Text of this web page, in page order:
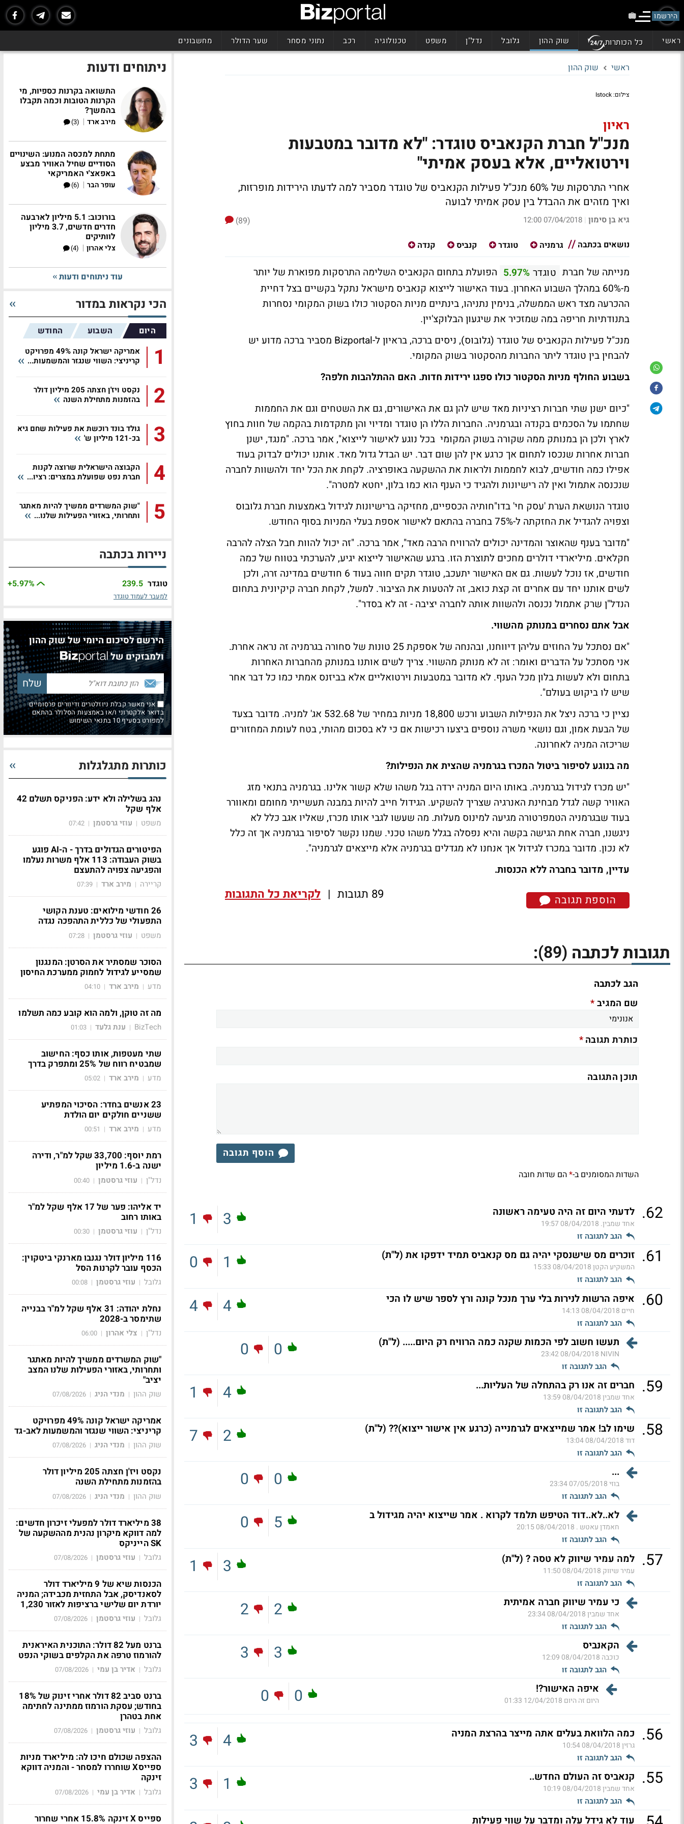
הירשמו
ראשי כל הכותרות שוק ההון גלובל נדל"ן משפט טכנולוגיה רכב נתוני מסחר שער הדולר מחשבונים
ראשי שוק ההון
צילום: Istock
ראיון
מנכ"ל חברת הקנאביס טוגדר: "לא מדובר במטבעות
וירטואליים, אלא בעסק אמיתי"
אחרי התרסקות של 60% מנכ"ל פעילות הקנאביס של טוגדר מסביר למה לדעתו הירידות מופרזות,
ואיך מזהים את ההבדל בין עסק אמיתי לבועה
גיא בן סימון |
07/04/2018 12:00
(89)
נושאים בכתבה
גרמניה טוגדר קנביס קנדה
מנייתה של חברת טוגדר 5.97% הפועלת בתחום הקנאביס השלימה התרסקות מפוארת של יותר
מ-60% במהלך השבוע האחרון. בעוד האישור לייצוא קנאביס מישראל נתקל בקשיים בצל דחיית
ההכרעה מצד ראש הממשלה, בנימין נתניהו, בינתיים מניות הסקטור כולו בשוק המקומי נסחרות
בתנודתיות חריפה במה שמזכיר את שיגעון הבלוקצ'יין.
מנכ"ל פעילות הקנאביס של טוגדר (גלובוס), ניסים ברכה, בראיון ל-Bizportal מסביר ברכה מדוע יש
להבחין בין טוגדר ליתר החברות מהסקטור בשוק המקומי.
בשבוע החולף מניות הסקטור כולו ספגו ירידות חדות. האם ההתלהבות חלפה?
"כיום ישנן שתי חברות רציניות מאד שיש להן גם את האישורים, גם את השטחים וגם את החממות
שחתמו על הסכמים בקנדה ובגרמניה. החברות הללו הן טוגדר ומדיוי והן מתקדמות בהקמה של חוות בחוץ
לארץ ולכן הן במנותק ממה שקורה בשוק המקומי בכל נוגע לאישור לייצוא", אמר ברכה. "מנגד, ישנן
חברות אחרות שנכסו לתחום אך כרגע אין להן שום דבר. יש הבדל גדול מאד. אותנו יכולים לבדוק בעוד
אפילו כמה חודשים, לבוא לחממות ולראות את ההשקעה באופרציה. לקחת את הכל יחד ולהשוות לחברה
שנכנסה אתמול ואין לה רישיונות ולהגיד כי הענף הוא כמו בלון, יחטא למטרה".
טוגדר הנושאת הערת 'עסק חי' בדו"חותיה הכספיים, מחזיקה ברישיונות לגידול באמצעות חברת גלובוס
וצפויה להגדיל את החזקתה ל-75% בחברה בהתאם לאישור אספת בעלי המניות בסוף החודש.
"מדובר בענף שהאוצר והמדינה יכולים להרוויח הרבה מאד", אמר ברכה. "זה יכול להוות חבל הצלה להרבה
חקלאים. מיליארדי דולרים מחכים לתוצרת הזו. ברגע שהאישור לייצוא יגיע, להערכתי בטווח של כמה
חודשים, אז נוכל לעשות. גם אם האישור יתעכב, טוגדר תקים חווה בעוד 6 חודשים במדינה זרה, ולכן
לשים אותנו יחד עם אחרים זה קצת כואב, זה להטעות את הציבור. למשל, לקחת חברה קיקיונית בתחום
הנדל"ן שרק אתמול נכנסה ולהשוות אותה לחברה יציבה - זה לא בסדר".
אבל אתם נסחרים במנותק מהשווי.
"אם נסתכל על החוזים עליהן דיווחנו, ובהנחה של אספקת 25 טונות של סחורה בגרמניה זה נראה אחרת.
אני מסתכל על הדברים ואומר: זה לא מנותק מהשווי. צריך לשים אותנו במנותק מהחברות האחרות
בתחום ולא לעשות בלון מכל הענף. לא מדובר במטבעות וירטואליים אלא בביזנס אמתי כמו כל דבר אחר
שיש לו ביקוש בעולם".
נציין כי ברכה ניצל את הנפילות השבוע ורכש 18,800 מניות במחיר של 532.68 אג' למניה. מדובר בצעד
של הבעת אמון, וגם נושאי משרה נוספים ביצעו רכישות אם כי לא בסכום מהותי, בטח לעומת המחזורים
שריכזה המניה לאחרונה.
מה בנוגע לסיפור ביטול המכרז בגרמניה שהצית את הנפילות?
"יש מכרז לגידול בגרמניה. באותו היום המניה ירדה בגל משהו שלא קשור אלינו. בגרמניה בתנאי מזג
האוויר קשה לגדל מבחינת האנרגיה שצריך להשקיע. הגידול חייב להיות במבנה תעשייתי מחומם ומאוורר
בעוד שבגרמניה הטמפרטורה מגיעה למינוס מעלות. מה שעשו לגבי אותו מכרז, שאליו אגב כלל לא
ניגשנו, חברה אחת הגישה בקשה והיא נפסלה בגלל משהו טכני. שמנו נקשר לסיפור בגרמניה אך זה כלל
לא נכון. מדובר במכרז לגידול אך אנחנו לא מגדלים בגרמניה אלא מייצאים לגרמניה".
עדיין, מדובר בחברה ללא הכנסות.
הוספת תגובה 89 תגובות | לקריאת כל התגובות
תגובות לכתבה (89)
:
הגב לכתבה
שם המגיב*
כותרת תגובה*
תוכן התגובה
הוסף תגובה
השדות המסומנים ב-*הם שדות חובה
62
. לדעתי היום זה היה טעימה ראשונה
אחד שמבין. 08/04/2018 19:57
הגב לתגובה זו
3
1
61
. זוכרים מס שישנסקי יהיה גם מס קנאביס תמיד ידפקו את (ל"ת)
המשקיע הקטן08/04/2018 15:33
הגב לתגובה זו
1
0
60
. איפה הרשות לנירות בלי ערך מנכל קונה ורץ לספר שיש לו הכי
חיים 08/04/2018 14:13
הגב לתגובה זו
4
4
תעשו חשוב לפי הכמות שקנה כמה הרוויח רק היום..... (ל"ת)
NIVIN
08/04/2018 23:42
הגב לתגובה זו
0
0
59
. חברים זה אנו רק בהתחלה של העליות...
אחד שמבין08/04/2018 13:59
הגב לתגובה זו
4
1
58
. שימו לב! אמר שמייצאים לגרמנייה (כרגע אין אישור ייצוא)?? (ל"ת)
דוד08/04/2018 13:04
הגב לתגובה זו
2
7
...
בוזי07/05/2018 23:34
הגב לתגובה זו
0
0
לא..לא..דוד הטיפש תלמד לקרוא . אמר שייצוא יהיה מגידול ב
חאמדן עאטש . 08/04/2018 20:15
הגב לתגובה זו
5
0
57
. למה עמיר שיווק לא טסה ? (ל"ת)
עמיר שיווק 08/04/2018 11:50
הגב לתגובה זו
3
1
כי עמיר שיווק חברה אמיתית
אחד שמבין08/04/2018 23:34
הגב לתגובה זו
2
2
הקאנביס
כוכבה 08/04/2018 12:09
הגב לתגובה זו
3
3
איפה האישור?!
היום זה היום 12/04/2018 01:33
0
0
56
. כמה הלוואת בעלים אתה מייצר בהרצת המניה
גרזין08/04/2018 10:54
הגב לתגובה זו
4
3
55
. קנאביס זה העולם החדש..
אחד שמבין08/04/2018 10:19
הגב לתגובה זו
1
3
עוד לא גידל עלה ומדבר על שווי פעילות
ניתוחים ודעות
התשואה בקרנות כספיות, מי
הקרנות הטובות וכמה תקבלו
בהמשך?
מירב ארד |
(3)
מתחת למכסה המנוע: השינויים
הסודיים שחיל האוויר מבצע
באפאצ'י האמריקאי
עופר הבר |
(6)
בורוכוב: 5.1 מיליון לארבעה
חדרים חדשים, 3.7 מיליון
לוותיקים
צלי אהרון |
(4)
עוד ניתוחים ודעות
הכי נקראות במדור
היום השבוע החודש
1
אמריקה ישראל קונה 49% מפרויקט
קריניצי: השווי שנגזר והמשמעות...
2
נקסט ויז'ן חצתה 205 מיליון דולר
בהזמנות מתחילת השנה
3
גולד בונד רוכשת את פעילות שחם גיא
בכ-121 מיליון ש'
4
הקבוצה הישראלית שרוצה לקנות
חברת נפט שפועלת במצרים: רציו...
5
"שוק המשרדים ממשיך להיות מאתגר
ותחרותי, באזורי הפעילות שלנו...
ניירות בכתבה
טוגדר 239.5
+5.97%
למעבר לעמוד טוגדר
הירשם לסיכום היומי של שוק ההון
ולמבזקים של
אני מאשר קבלת ניוזלטרים ודיוורים פרסומיים
בדואר אלקטרוני ו/או באמצעות הסלולר בהתאם
למפורט בסעיף 10 בתנאי השימוש
כותרות מתגלגלות
נהג בשלילה ולא ידע: הפניקס תשלם 42
אלף שקל
משפט | עוזי גרסטמן |
07:42
הפיטורים הגדולים בדרך - ה-AI פוגע
בשוק העבודה: 113 אלף משרות נעלמו
והפגיעה צפויה להתעצם
קריירה | מירב ארד |
07:39
26 חודשי מילואים: טענת הקושי
התפעולי של כללית התהפכה נגדה
משפט | עוזי גרסטמן |
07:28
הסוכר שמסתיר את הסרטן: המנגנון
שמסייע לגידול לחמוק ממערכת החיסון
מדע | מירב ארד |
04:10
מה זה טוקן, ולמה הוא קובע כמה תשלמו
BizTech
| ענת גלעד |
01:03
שתי מעטפות, אותו כסף: החישוב
שמבטיח רווח של 25% ומתפרק בדרך
מדע | מירב ארד |
05:02
23 אנשים בחדר: הסיכוי המפתיע
ששניים חולקים יום הולדת
מדע | מירב ארד |
00:51
רמת יוסף: 33,700 שקל למ"ר, ודירה
ישנה ב-1.6 מיליון
נדל"ן | עוזי גרסטמן |
00:40
יד אליהו: פער של 17 אלף שקל למ"ר
באותו רחוב
נדל"ן | עוזי גרסטמן |
00:30
116 מיליון דולר נגנבו מארנקי ביטקוין:
הכסף עובר לקרנות הסל
גלובל | עוזי גרסטמן |
00:08
נחלת יהודה: 31 אלף שקל למ"ר בבנייה
שתימסר ב-2028
נדל"ן | צלי אהרון |
06:00
"שוק המשרדים ממשיך להיות מאתגר
ותחרותי, באזורי הפעילות שלנו המצב
יציב"
שוק ההון | מנדי הניג |
07/08/2026
אמריקה ישראל קונה 49% מפרויקט
קריניצי: השווי שנגזר והמשמעות לאב-גד
שוק ההון | מנדי הניג |
07/08/2026
נקסט ויז'ן חצתה 205 מיליון דולר
בהזמנות מתחילת השנה
שוק ההון | מנדי הניג |
07/08/2026
38 מיליארד דולר למפעלי זיכרון חדשים:
למה דווקא מיקרון נהנית מההשקעה של
SK הייניקס
גלובל | עוזי גרסטמן |
07/08/2026
הכנסות שיא של 9 מיליארד דולר
לסאנדיסק, אבל התחזית מכבידה; המניה
יורדת יום שלישי ברציפות לאזור 1,230
גלובל | עוזי גרסטמן |
07/08/2026
ברנט מעל 82 דולר: התוכנית האיראנית
להורמוז טרפה את הקלפים בשוקי הנפט
גלובל | אדיר בן עמי |
07/08/2026
ברנט סביב 82 דולר אחרי זינוק של 18%
בחודש; עסקת הורמוז ממתינה לחתימה
אחת בטהרן
גלובל | עוזי גרסטמן |
07/08/2026
ההצפה שכולם חיכו לה: מיליארד מניות
ספייסX שוחררו למסחר - והמניה דווקא
זינקה
גלובל | אדיר בן עמי |
07/08/2026
ספייס X זינקה 15.8% אחרי שחרור